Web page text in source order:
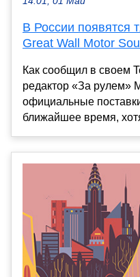
В России появятся
Great Wall Motor
Как сообщил в своем
редактор «За рулем»
официальные
ближайшее время,